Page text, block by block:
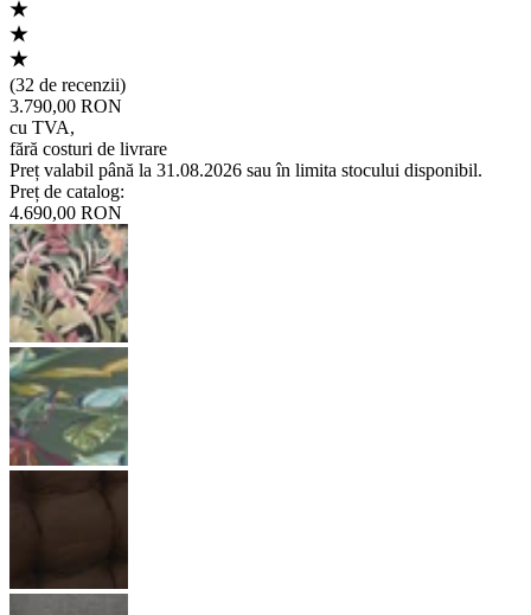
(32 de recenzii)
3.790,00 RON
cu TVA,
fără costuri de livrare
Preț valabil până la 31.08.2026 sau în limita stocului disponibil.
Preț de catalog:
4.690,00 RON